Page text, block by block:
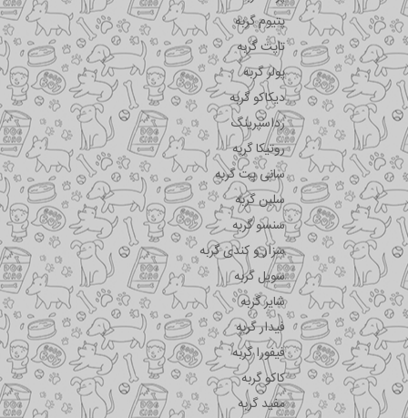
پتیوم گربه
تاپت گربه
پولر گربه
دیکاکو گربه
رداسپرینگ
روتیکا گربه
سانی پت گربه
سلبن گربه
سنسو گربه
سزار و کندی گربه
سویل گربه
شایر گربه
فیدار گربه
فیفورا گربه
کاکو گربه
مفید گربه